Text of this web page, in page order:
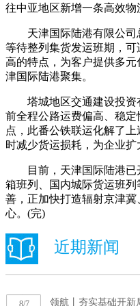
往中亚地区新增一条高效
天津国际陆港有限公司
等待整列集货发运班期，
高的特点，为客户提供多
津国际陆港聚集。
塔城地区交通建设投资
前全程公路运费偏高、稳
点，此番公铁联运化解了
时减少货运损耗，为企业扩
目前，天津国际陆港已
箱班列、国内城际货运班
善，正加快打造辐射京津
心。(完)